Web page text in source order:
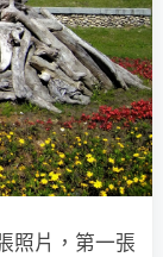
照片，第一張